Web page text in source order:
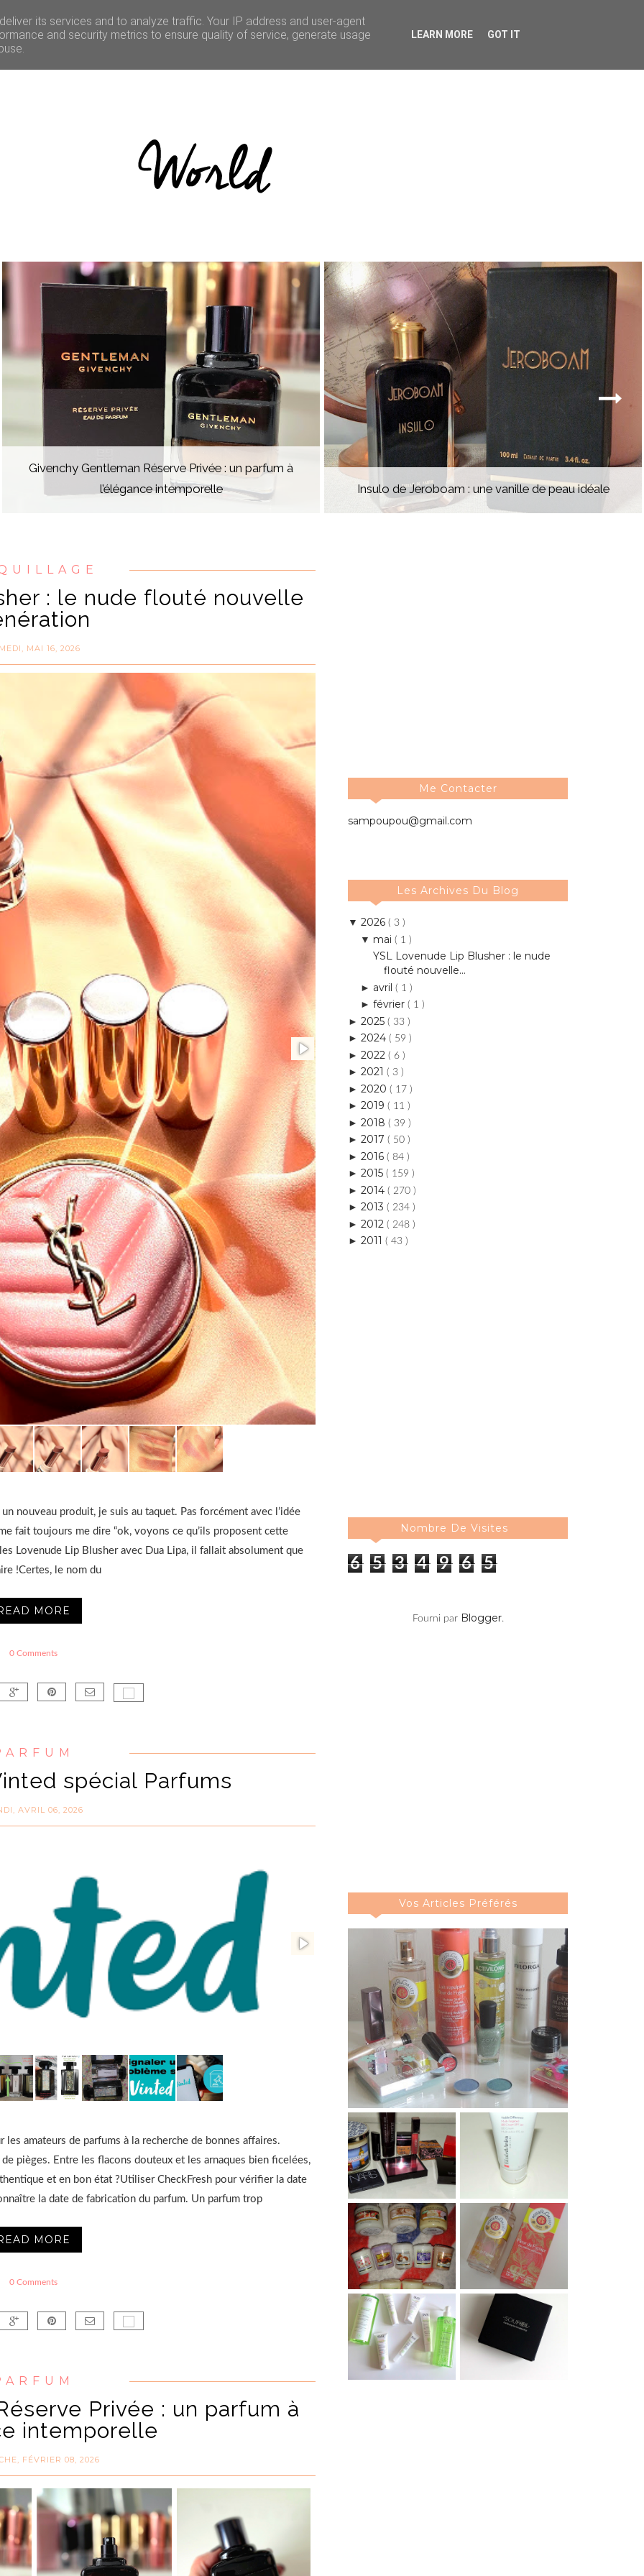
CULTURE BONNES ADRESSES CONCOURS
Givenchy Gentleman Réserve Privée : un parfum à
l’élégance intemporelle
Insulo de Jeroboam : une vanille de peau idéale
: le nude flouté nouvelle
MAI 16, 2026
nouveau produit, je suis au taquet. Pas forcément avec l’idée
fait toujours me dire “ok, voyons ce qu’ils proposent cette
Lovenude Lip Blusher avec Dua Lipa, il fallait absolument que
!Certes, le nom du
MORE
0 Comments
spécial Parfums
AVRIL 06, 2026
amateurs de parfums à la recherche de bonnes affaires.
pièges. Entre les flacons douteux et les arnaques bien ficelées,
et en bon état ?Utiliser CheckFresh pour vérifier la date
la date de fabrication du parfum. Un parfum trop
MORE
0 Comments
Privée : un parfum à
intemporelle
FÉVRIER 08, 2026
Me Contacter
sampoupou@gmail.com
Les Archives Du Blog
▼ 2026 ( 3 )
▼ mai ( 1 )
YSL Lovenude Lip Blusher : le nude
flouté nouvelle...
► avril ( 1 )
► février ( 1 )
► 2025 ( 33 )
► 2024 ( 59 )
► 2022 ( 6 )
► 2021 ( 3 )
► 2020 ( 17 )
► 2019 ( 11 )
► 2018 ( 39 )
► 2017 ( 50 )
► 2016 ( 84 )
► 2015 ( 159 )
► 2014 ( 270 )
► 2013 ( 234 )
► 2012 ( 248 )
► 2011 ( 43 )
Nombre De Visites
6 5 3 4 9 6 5
Fourni par Blogger.
Vos Articles Préférés
its services and to analyze traffic. Your IP address and user-agent
and security metrics to ensure quality of service, generate usage
LEARN MORE GOT IT